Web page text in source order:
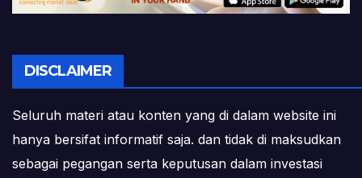
DISCLAIMER
Seluruh materi atau konten yang di dalam website ini
hanya bersifat informatif saja. dan tidak di maksudkan
sebagai pegangan serta keputusan dalam investasi